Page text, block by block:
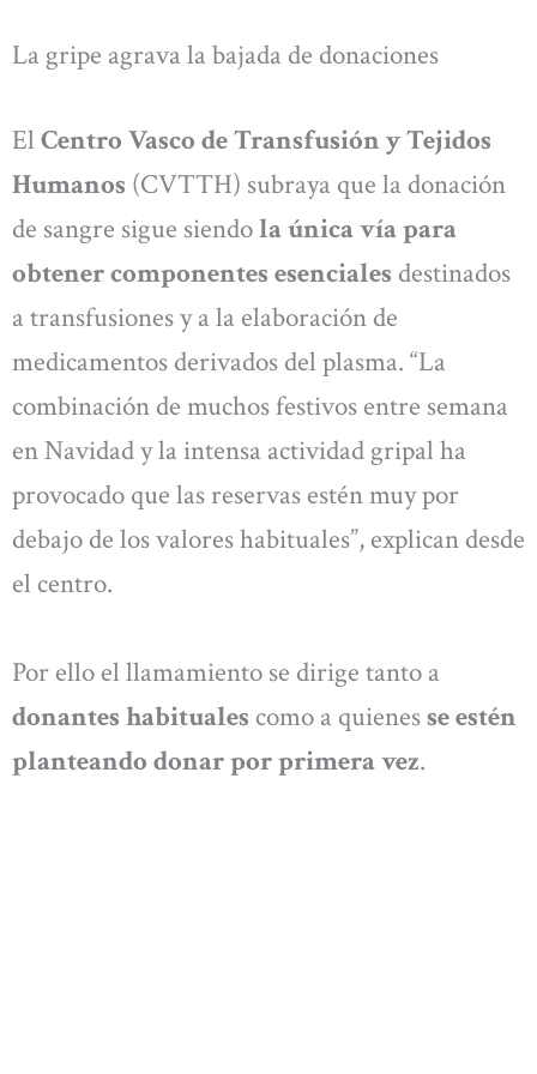
La gripe agrava la bajada de donaciones
El Centro Vasco de Transfusión y Tejidos
Humanos (CVTTH) subraya que la donación
de sangre sigue siendola única vía para
obtener componentes esenciales destinados
a transfusiones y a la elaboración de
medicamentos derivados del plasma. “La
combinación de muchos festivos entre semana
en Navidad y la intensa actividad gripal ha
provocado que las reservas estén muy por
debajo de los valores habituales”, explican desde
el centro.
Por ello el llamamiento se dirige tanto a
donantes habituales como a quienesse estén
planteando donar por primera vez.